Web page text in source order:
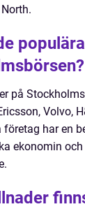
på
Volvo,
företag har en
ekonomin